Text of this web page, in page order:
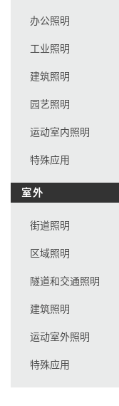
办公照明
工业照明
建筑照明
园艺照明
运动室内照明
特殊应用
室外
街道照明
区域照明
隧道和交通照明
建筑照明
运动室外照明
特殊应用